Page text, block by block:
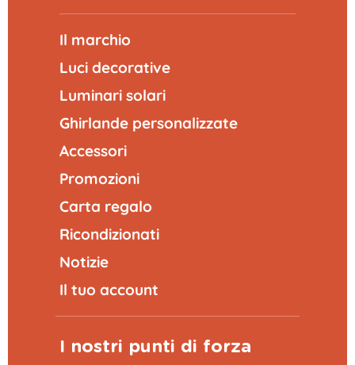
Il marchio
Luci decorative
Luminari solari
Ghirlande personalizzate
Accessori
Promozioni
Carta regalo
Ricondizionati
Notizie
Il tuo account
I nostri punti di forza